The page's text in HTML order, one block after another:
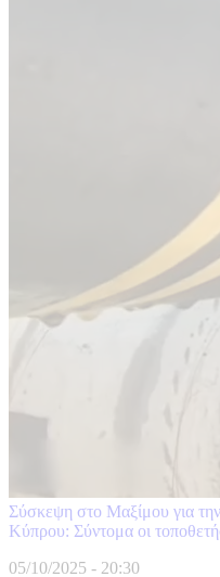
Σύσκεψη στο Μαξίμου για
Κύπρου: Σύντομα οι
05/10/2025 - 20:30